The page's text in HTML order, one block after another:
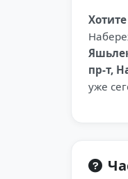
пр-т,
уже